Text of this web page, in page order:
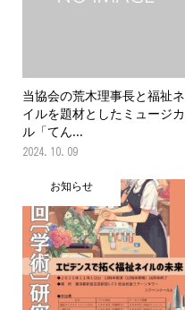
当協会の荒木理事長と福祉ネ
イルを題材としたミュージカ
ル「てん...
2024.10.09
お知らせ